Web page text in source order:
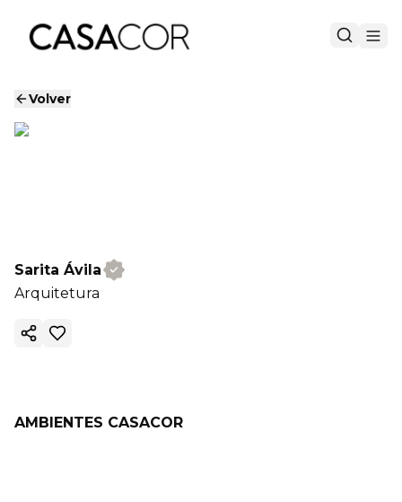
Volver
Sarita Ávila
Arquitetura
Copiar enlace
AMBIENTES CASACOR